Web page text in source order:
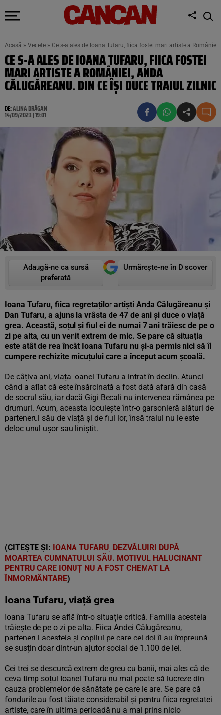
Acasă » Vedete » Ce s-a ales de Ioana Tufaru, fiica fostei mari artiste a
CE S-A ALES DE IOANA TUFARU, FIICA FOSTEI
MARI ARTISTE A ROMÂNIEI, ANDA
CĂLUGĂREANU. DIN CE ÎȘI DUCE TRAIUL ZILNIC
DE:ALINA DRĂGAN
14/09/2023 | 19:01
Adaugă-ne ca sursă
preferată
Urmărește-ne în Discover
Ioana Tufaru, fiica regretaților artiști Anda Călugăreanu și
Dan Tufaru, a ajuns la vrâsta de 47 de ani și duce o viață
grea. Această, soțul și fiul ei de numai 7 ani trăiesc de pe o
zi pe alta, cu un venit extrem de mic. Se pare că situația
este atât de rea încât Ioana Tufaru nu și-a permis nici să îi
cumpere rechizite micuțului care a început acum școală.
De câțiva ani, viața Ioanei Tufaru a intrat în declin. Atunci
când a aflat că este însărcinată a fost dată afară din casă
de socrul său, iar dacă Gigi Becali nu intervenea rămânea pe
drumuri. Acum, aceasta locuiește într-o garsonieră alături de
partenerul său de viață și de fiul lor, însă traiul nu le este
deloc unul ușor sau liniștit.
(CITEȘTE ȘI: IOANA TUFARU, DEZVĂLUIRI DUPĂ
MOARTEA CUMNATULUI SĂU. MOTIVUL HALUCINANT
PENTRU CARE IONUȚ NU A FOST CHEMAT LA
ÎNMORMÂNTARE)
Ioana Tufaru, viață grea
Ioana Tufaru se află într-o situație critică. Familia acesteia
trăiește de pe o zi pe alta. Fiica Andei Călugăreanu,
partenerul acesteia și copilul pe care cei doi îl au împreună
se susțin doar dintr-un ajutor social de 1.100 de lei.
Cei trei se descurcă extrem de greu cu banii, mai ales că de
ceva timp soțul Ioanei Tufaru nu mai poate să lucreze din
cauza problemelor de sănătate pe care le are. Se pare că
fondurile au fost tăiate considerabil și pentru fiica regretatei
artiste, care în ultima perioadă nu a mai prins nicio